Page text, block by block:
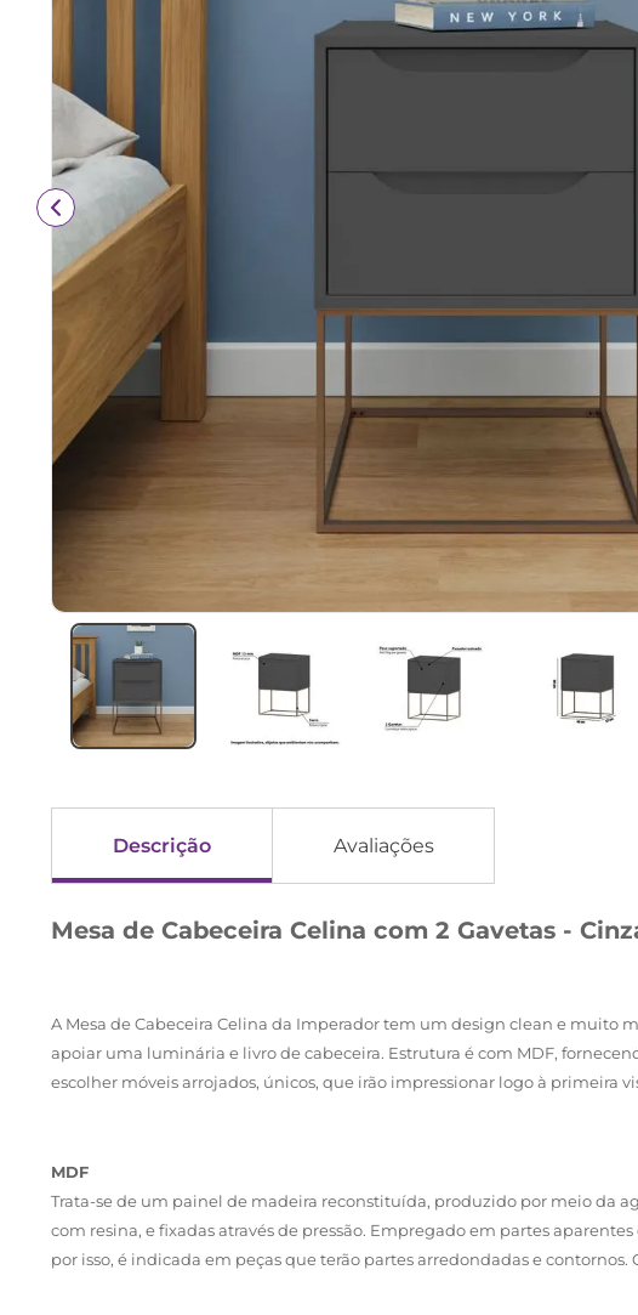
Descrição Avaliações
Mesa de Cabeceira Celina com 2 Gavetas -
A Mesa de Cabeceira Celina da Imperador tem um design clean e muito
apoiar uma luminária e livro de cabeceira. Estrutura é com MDF,
escolher móveis arrojados, únicos, que irão impressionar logo à primeira
MDF
Trata-se de um painel de madeira reconstituída, produzido por meio da
com resina, e fixadas através de pressão. Empregado em partes
por isso, é indicada em peças que terão partes arredondadas e